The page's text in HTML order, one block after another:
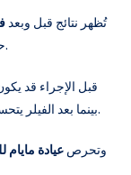
تُظهر نتائج قبل وبعد
حيث تصبح أكثر امتلاءً ورفعًا وتناسقًا مع باقي الجسم.
قبل الإجراء قد
بينما بعد الفيلر يتحسن المظهر بشكل ملحوظ ويصبح القوام أكثر جاذبية.
وتحرص عيادة مايام